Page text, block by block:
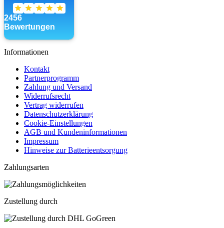
Informationen
Kontakt
Partnerprogramm
Zahlung und Versand
Widerrufsrecht
Vertrag widerrufen
Datenschutzerklärung
Cookie-Einstellungen
AGB und Kundeninformationen
Impressum
Hinweise zur Batterieentsorgung
Zahlungsarten
Zustellung durch